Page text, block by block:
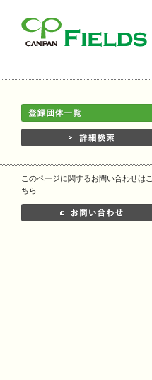
このページに関するお問い合わせはこ
ちら